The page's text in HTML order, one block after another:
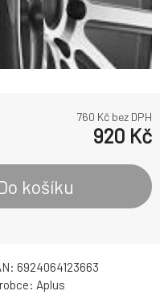
760 Kč bez DPH
920 Kč
košíku
6924064123663
Aplus